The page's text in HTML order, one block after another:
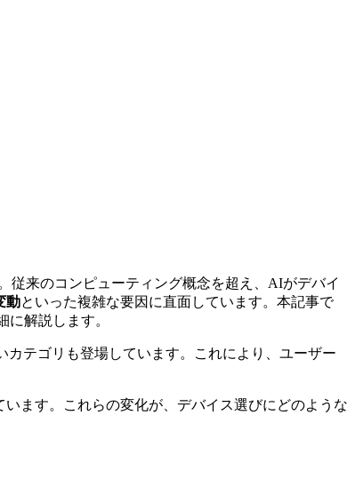
従来のコンピューティング概念を超え、AIがデバイ
動といった複雑な要因に直面しています。本記事で
解説します。
カテゴリも登場しています。これにより、ユーザー
います。これらの変化が、デバイス選びにどのような